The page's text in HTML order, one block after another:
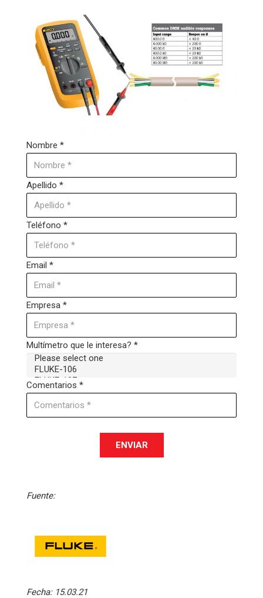
Nombre *
Apellido *
Teléfono *
Email *
Empresa *
Multímetro que le interesa? *
Comentarios *
ENVIAR
Fuente:
Fecha: 15.03.21